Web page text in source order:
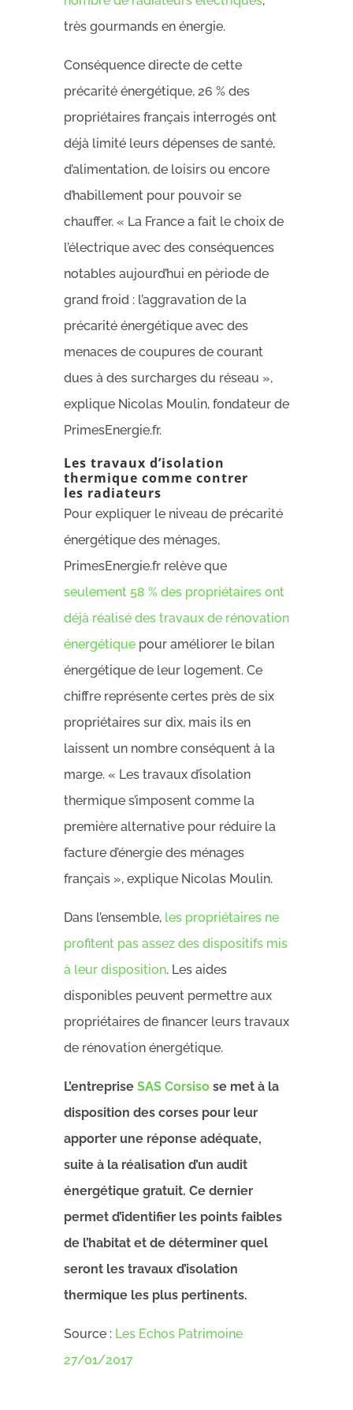
très gourmands en énergie.
Conséquence directe de cette
précarité énergétique, 26 % des
propriétaires français interrogés ont
déjà limité leurs dépenses de santé,
d’alimentation, de loisirs ou encore
d’habillement pour pouvoir se
chauffer. « La France a fait le choix de
l’électrique avec des conséquences
notables aujourd’hui en période de
grand froid : l’aggravation de la
précarité énergétique avec des
menaces de coupures de courant
dues à des surcharges du réseau »,
explique Nicolas Moulin, fondateur de
PrimesEnergie.fr.
Les travaux d’isolation
thermique comme contrer
les radiateurs
Pour expliquer le niveau de précarité
énergétique des ménages,
PrimesEnergie.fr relève que
seulement 58 % des propriétaires ont
déjà réalisé des travaux de rénovation
énergétiquepour améliorer le bilan
énergétique de leur logement. Ce
chiffre représente certes près de six
propriétaires sur dix, mais ils en
laissent un nombre conséquent à la
marge. « Les travaux d’isolation
thermique s’imposent comme la
première alternative pour réduire la
facture d’énergie des ménages
français », explique Nicolas Moulin.
Dans l’ensemble, les propriétaires ne
profitent pas assez des dispositifs mis
à leur disposition. Les aides
disponibles peuvent permettre aux
propriétaires de financer leurs travaux
de rénovation énergétique.
L’entreprise SAS Corsisose met à la
disposition des corses pour leur
apporter une réponse adéquate,
suite à la réalisation d’un audit
énergétique gratuit. Ce dernier
permet d’identifier les points faibles
de l’habitat et de déterminer quel
seront les travaux d’isolation
thermique les plus pertinents.
Source : Les Echos Patrimoine
27/01/2017